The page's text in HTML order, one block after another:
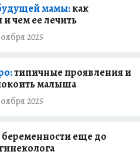
мамы:как
и чем ее лечить
2025
типичные проявления и
малыша
2025
беременности еще до